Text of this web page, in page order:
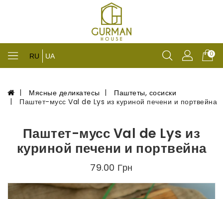
RU UA 0
Мясные деликатесы
Паштеты, сосиски
Паштет-мусс Val de Lys из куриной печени и портвейна
Паштет-мусс Val de Lys из
куриной печени и портвейна
79.00 Грн